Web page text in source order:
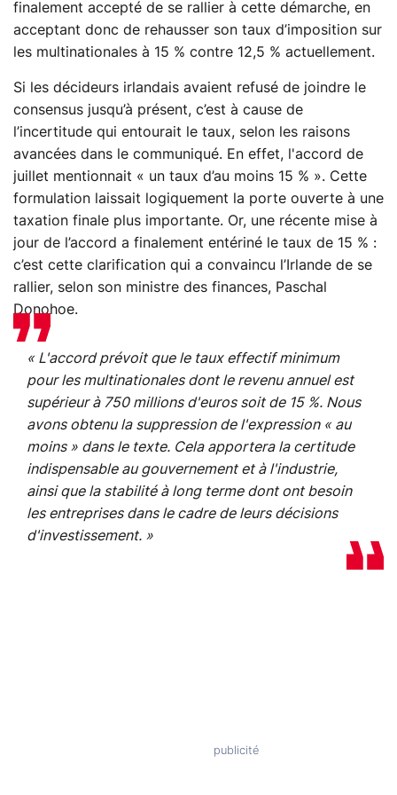
finalement accepté de se rallier à cette démarche, en
acceptant donc de rehausser son taux d’imposition sur
les multinationales à 15 % contre 12,5 % actuellement.
Si les décideurs irlandais avaient refusé de joindre le
consensus jusqu’à présent, c’est à cause de
l’incertitude qui entourait le taux, selon les raisons
avancées dans le communiqué. En effet, l'accord de
juillet mentionnait « un taux d’au moins 15 % ». Cette
formulation laissait logiquement la porte ouverte à une
taxation finale plus importante. Or, une récente mise à
jour de l’accord a finalement entériné le taux de 15 % :
c’est cette clarification qui a convaincu l’Irlande de se
rallier, selon son ministre des finances, Paschal
Donohoe.
« L'accord prévoit que le taux effectif minimum
pour les multinationales dont le revenu annuel est
supérieur à 750 millions d'euros soit de 15 %. Nous
avons obtenu la suppression de l'expression « au
moins » dans le texte. Cela apportera la certitude
indispensable au gouvernement et à l'industrie,
ainsi que la stabilité à long terme dont ont besoin
les entreprises dans le cadre de leurs décisions
d'investissement. »